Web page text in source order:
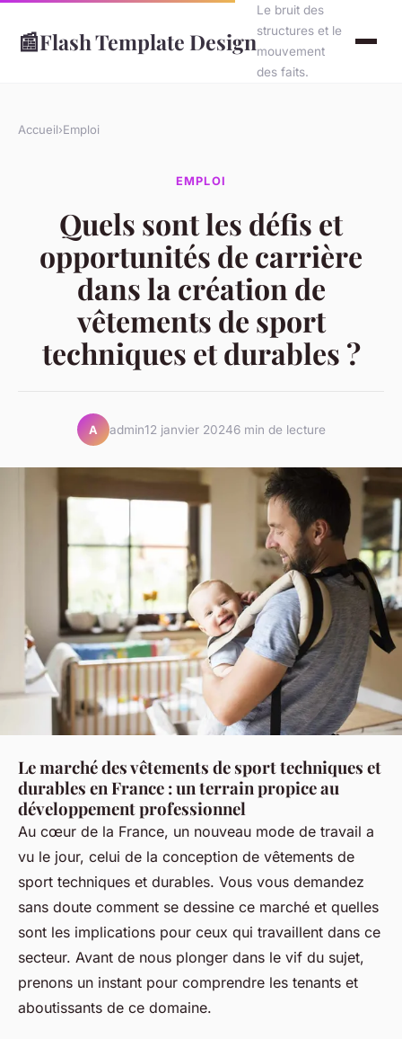
📰Flash Template Design
Le bruit des
structures et le
mouvement
des faits.
Accueil›Emploi
EMPLOI
Quels sont les défis et
opportunités de carrière
dans la création de
vêtements de sport
techniques et durables ?
A admin12 janvier 20246 min de lecture
Le marché des vêtements de sport techniques et
durables en France : un terrain propice au
développement professionnel
Au cœur de la France, un nouveau mode de travail a
vu le jour, celui de la conception de vêtements de
sport techniques et durables. Vous vous demandez
sans doute comment se dessine ce marché et quelles
sont les implications pour ceux qui travaillent dans ce
secteur. Avant de nous plonger dans le vif du sujet,
prenons un instant pour comprendre les tenants et
aboutissants de ce domaine.